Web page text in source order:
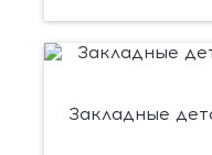
Закладные